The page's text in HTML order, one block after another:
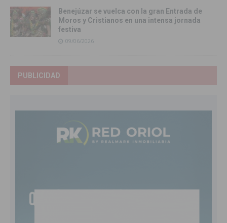
Benejúzar se vuelca con la gran Entrada de
Moros y Cristianos en una intensa jornada
festiva
09/06/2026
PUBLICIDAD